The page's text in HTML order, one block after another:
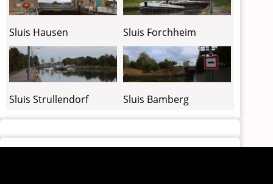
Sluis Hausen Sluis Forchheim
Sluis Strullendorf Sluis Bamberg